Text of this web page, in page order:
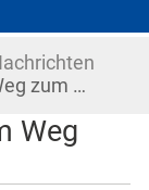
zum …
Weg